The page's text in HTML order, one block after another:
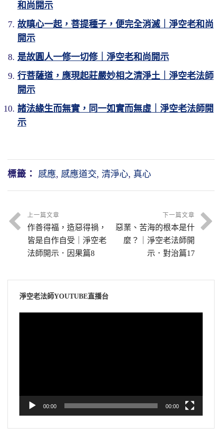
和尚開示
故瞋心一起，菩提種子，便完全消滅｜淨空老和尚
開示
是故圓人一修一切修｜淨空老和尚開示
行菩薩道，應現起莊嚴妙相之清淨土｜淨空老法師
開示
諸法緣生而無實，同一如實而無虛｜淨空老法師開
示
標籤： 感應, 感應道交, 清淨心, 真心
上一篇文章
作善得福，造惡得禍，
皆是自作自受｜淨空老
法師開示．因果篇8
下一篇文章
惡業、苦海的根本是什
麼？｜淨空老法師開
示．對治篇17
淨空老法師YOUTUBE直播台
00:00 00:00